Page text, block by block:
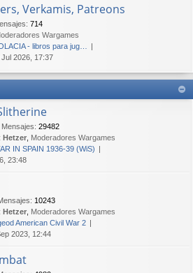
Verkamis, Patreons
: 714
Wargames
- libros para jug…
Jul 2026, 17:37
Mensajes: 29482
Hetzer Moderadores Wargames
IN SPAIN 1936-39 (WiS)
23:48
: 10243
Hetzer Moderadores Wargames
American Civil War 2
2023, 12:44